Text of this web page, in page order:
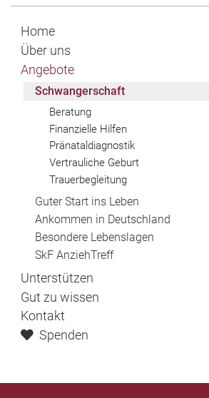
Home
Über uns
Angebote
Schwangerschaft
Beratung
Finanzielle Hilfen
Pränataldiagnostik
Vertrauliche Geburt
Trauerbegleitung
Guter Start ins Leben
Ankommen in Deutschland
Besondere Lebenslagen
SkF AnziehTreff
Unterstützen
Gut zu wissen
Kontakt
Spenden